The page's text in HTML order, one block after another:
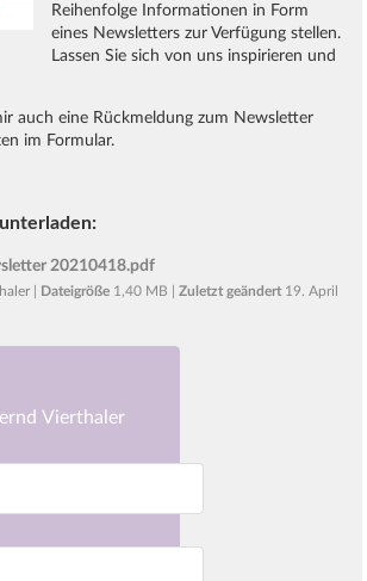
Reihenfolge Informationen in Form
eines Newsletters zur Verfügung stellen.
Lassen Sie sich von uns inspirieren und
auch eine Rückmeldung zum Newsletter
im Formular.
20210418.pdf
Dateigröße 1,40 MB |Zuletzt geändert 19. April
Vierthaler